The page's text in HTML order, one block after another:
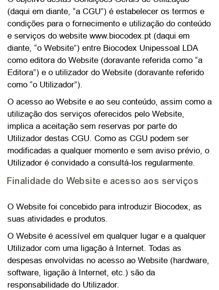
(daqui em diante, “a CGU”) é estabelecer os termos e
condições para o fornecimento e utilização do conteúdo
e serviços do website www.biocodex.pt (daqui em
diante, “o Website”) entre Biocodex Unipessoal LDA
como editora do Website (doravante referida como “a
Editora”) e o utilizador do Website (doravante referido
como “o Utilizador”).
O acesso ao Website e ao seu conteúdo, assim como a
utilização dos serviços oferecidos pelo Website,
implica a aceitação sem reservas por parte do
Utilizador destas CGU. Como as CGU podem ser
modificadas a qualquer momento e sem aviso prévio, o
Utilizador é convidado a consultá-los regularmente.
Finalidade do Website e acesso aos serviços
O Website foi concebido para introduzir Biocodex, as
suas atividades e produtos.
O Website é acessível em qualquer lugar e a qualquer
Utilizador com uma ligação à Internet. Todas as
despesas envolvidas no acesso ao Website (hardware,
software, ligação à Internet, etc.) são da
responsabilidade do Utilizador.